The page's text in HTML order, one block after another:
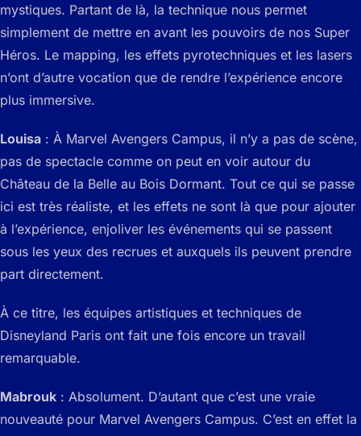
mystiques. Partant de là, la technique nous permet
simplement de mettre en avant les pouvoirs de nos Super
Héros. Le mapping, les effets pyrotechniques et les lasers
n’ont d’autre vocation que de rendre l’expérience encore
plus immersive.
Louisa : À Marvel Avengers Campus, il n’y a pas de scène,
pas de spectacle comme on peut en voir autour du
Château de la Belle au Bois Dormant. Tout ce qui se passe
ici est très réaliste, et les effets ne sont là que pour ajouter
à l’expérience, enjoliver les événements qui se passent
sous les yeux des recrues et auxquels ils peuvent prendre
part directement.
À ce titre, les équipes artistiques et techniques de
Disneyland Paris ont fait une fois encore un travail
remarquable.
Mabrouk : Absolument. D’autant que c’est une vraie
nouveauté pour Marvel Avengers Campus. C’est en effet la